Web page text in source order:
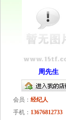
周先生
会员： 经纪人
手机： 13676812733